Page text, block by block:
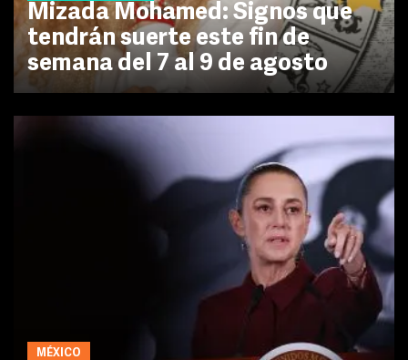
Mizada Mohamed: Signos que
tendrán suerte este fin de
semana del 7 al 9 de agosto
MÉXICO